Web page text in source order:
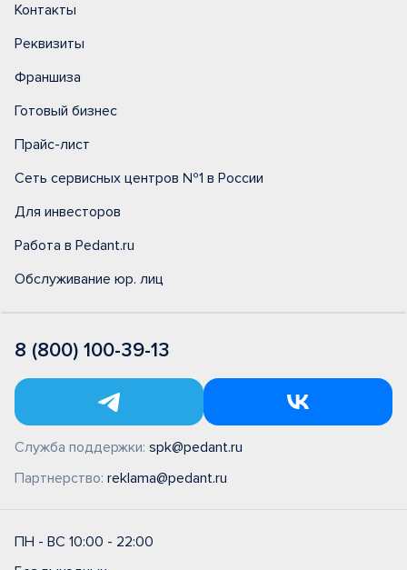
Контакты
Реквизиты
Франшиза
Готовый бизнес
Прайс-лист
Сеть сервисных центров №1 в России
Для инвесторов
Работа в Pedant.ru
Обслуживание юр. лиц
8 (800) 100-39-13
Служба поддержки: spk@pedant.ru
Партнерство: reklama@pedant.ru
ПН - ВС 10:00 - 22:00